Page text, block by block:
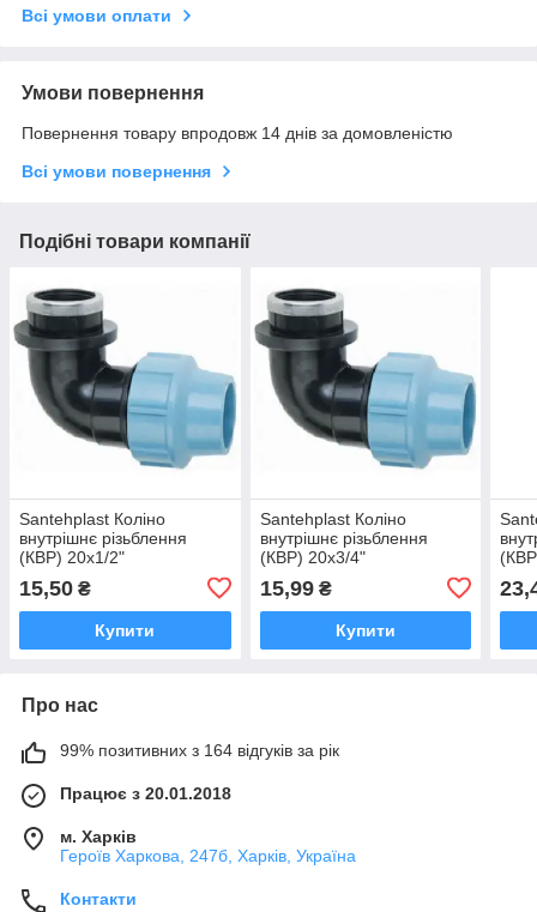
Всі умови оплати
Умови повернення
Повернення товару впродовж 14 днів за домовленістю
Всі умови повернення
Подібні товари компанії
Santehplast Коліно
внутрішнє різьблення
(КВР) 20x1/2"
15,50 ₴
Купити
Santehplast Коліно
внутрішнє різьблення
(КВР) 20x3/4"
15,99₴
Купити
Про нас
99% позитивних з 164 відгуків за рік
Працює з 20.01.2018
м. Харків
Героїв Харкова, 247б, Харків, Україна
Контакти